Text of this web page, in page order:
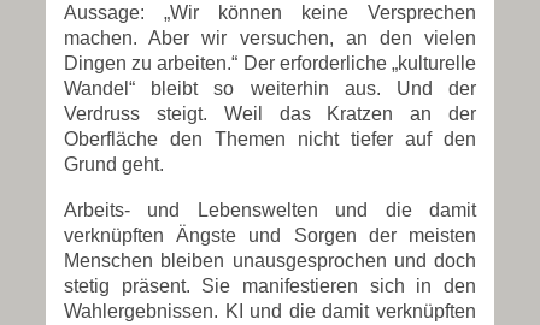
Aussage: „Wir können keine Versprechen
machen. Aber wir versuchen, an den vielen
Dingen zu arbeiten.“ Der erforderliche „kulturelle
Wandel“ bleibt so weiterhin aus. Und der
Verdruss steigt. Weil das Kratzen an der
Oberfläche den Themen nicht tiefer auf den
Grund geht.
Arbeits- und Lebenswelten und die damit
verknüpften Ängste und Sorgen der meisten
Menschen bleiben unausgesprochen und doch
stetig präsent. Sie manifestieren sich in den
Wahlergebnissen. KI und die damit verknüpften